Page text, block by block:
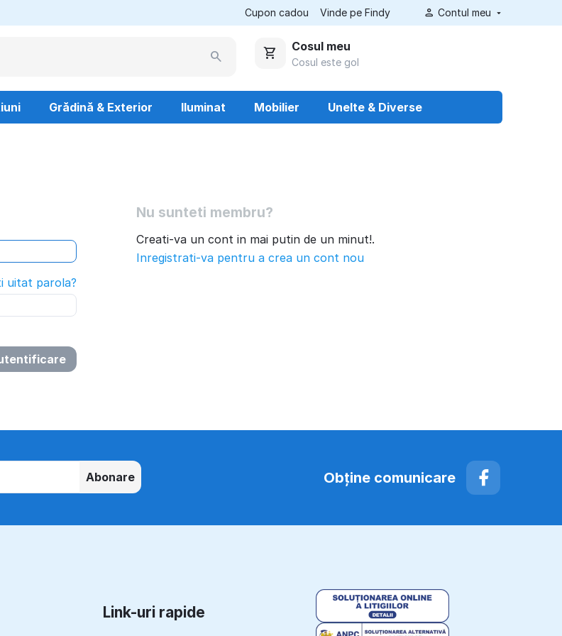
Cupon cadou Vinde pe Findy Contul meu
Cosul meu
Cosul este gol
Grădină & Exterior Iluminat Mobilier Unelte & Diverse
uitat parola?
Nu sunteti membru?
Creati-va un cont in mai putin de un minut!.
Inregistrati-va pentru a crea un cont nou
Abonare Obţine comunicare
Link-uri rapide